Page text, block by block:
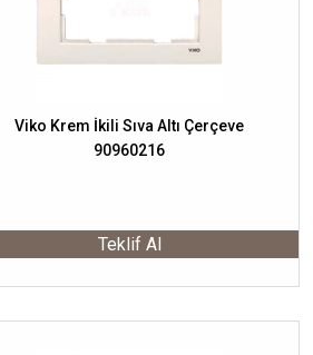
Viko Krem İkili Sıva Altı Çerçeve
90960216
Teklif Al